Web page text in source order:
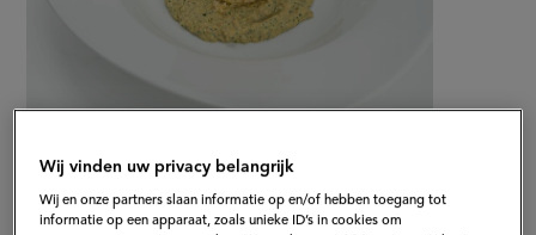
Gepubliceerd op: 16-05-25
Bewerkt op:
19-05-2025
Wij vinden uw privacy belangrijk
Wij en onze partners slaan informatie op en/of hebben toegang tot
informatie op een apparaat, zoals unieke ID’s in cookies om